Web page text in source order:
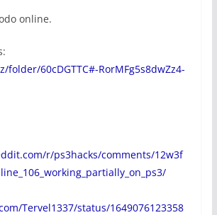
online.
folder/60cDGTTC#-RorMFg5s8dwZz4-
r/ps3hacks/comments/12w3f
Tervel1337/status/1649076123358